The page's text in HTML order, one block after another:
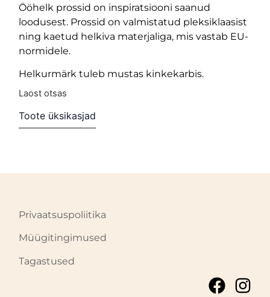
Ööhelk prossid on inspiratsiooni saanud
loodusest. Prossid on valmistatud pleksiklaasist
ning kaetud helkiva materjaliga, mis vastab EU-
normidele.
Helkurmärk tuleb mustas kinkekarbis.
Laost otsas
Toote üksikasjad
Privaatsuspoliitika
Müügitingimused
Tagastused